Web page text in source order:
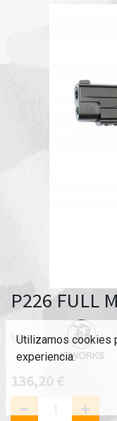
P226 FULL
Marca:
136,20€
Utilizamos cookies
experiencia.